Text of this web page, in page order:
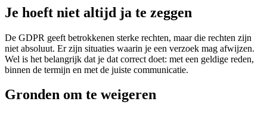
Je hoeft niet altijd ja te zeggen
De GDPR geeft betrokkenen sterke rechten, maar die rechten zijn
niet absoluut. Er zijn situaties waarin je een verzoek mag afwijzen.
Wel is het belangrijk dat je dat correct doet: met een geldige reden,
binnen de termijn en met de juiste communicatie.
Gronden om te weigeren